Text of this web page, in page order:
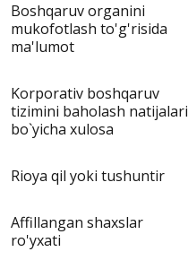
Boshqaruv organini
mukofotlash to'g'risida
ma'lumot
Korporativ boshqaruv
tizimini baholash natijalari
bo`yicha xulosa
Rioya qil yoki tushuntir
Affillangan shaxslar
ro'yxati